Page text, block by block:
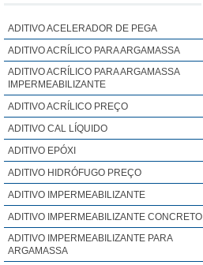
ADITIVO ACELERADOR DE PEGA
ADITIVO ACRÍLICO PARA ARGAMASSA
ADITIVO ACRÍLICO PARA ARGAMASSA
IMPERMEABILIZANTE
ADITIVO ACRÍLICO PREÇO
ADITIVO CAL LÍQUIDO
ADITIVO EPÓXI
ADITIVO HIDRÓFUGO PREÇO
ADITIVO IMPERMEABILIZANTE
ADITIVO IMPERMEABILIZANTE CONCRETO
ADITIVO IMPERMEABILIZANTE PARA
ARGAMASSA